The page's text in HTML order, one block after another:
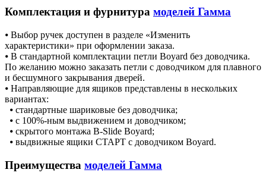
Комплектация и фурнитура моделей Гамма
⦁ Выбор ручек доступен в разделе «Изменить
характеристики» при оформлении заказа.
⦁ В стандартной комплектации петли Boyard без доводчика.
По желанию можно заказать петли с доводчиком для плавного
и бесшумного закрывания дверей.
⦁ Направляющие для ящиков представлены в нескольких
вариантах:
⦁ стандартные шариковые без доводчика;
⦁ с 100%-ным выдвижением и доводчиком;
⦁ скрытого монтажа B-Slide Boyard;
⦁ выдвижные ящики СТАРТ с доводчиком Boyard.
Преимущества моделей Гамма